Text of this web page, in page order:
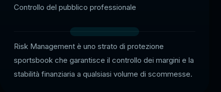
Controllo del pubblico professionale
Risk Management è uno strato di protezione
sportsbook che garantisce il controllo dei margini e la
stabilità finanziaria a qualsiasi volume di scommesse.